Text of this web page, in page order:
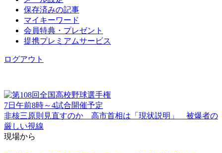
保存済みの記事
マイキーワード
会員特典・プレゼント
提携プレミアムサービス
ログアウト
7日午前8時～4試合開催予定
非核三原則見直すのか 高市首相は「現状説明」 被爆者の
厳しい視線
現場から